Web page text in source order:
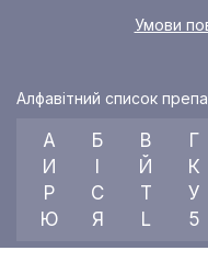
Умови
Алфавітний список
А Б В Г
И
Й К
Р
С Т У
Ю
Я L 5